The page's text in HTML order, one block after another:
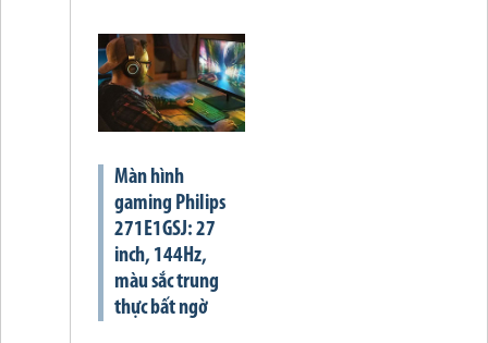
Màn hình
gaming Philips
271E1GSJ: 27
inch, 144Hz,
màu sắc trung
thực bất ngờ